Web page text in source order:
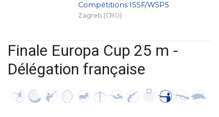
Compétitions ISSF/WSPS
Zagreb (CRO)
Finale Europa Cup 25 m -
Délégation française